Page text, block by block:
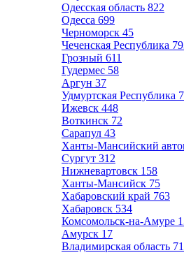
Одесская область 822
Одесса 699
Черноморск 45
Чеченская Республика
Грозный 611
Гудермес 58
Аргун 37
Удмуртская Республика
Ижевск 448
Воткинск 72
Сарапул 43
Ханты-Мансийский
Сургут 312
Нижневартовск 158
Ханты-Мансийск 75
Хабаровский край 763
Хабаровск 534
Комсомольск-на-Амуре
Амурск 17
Владимирская область